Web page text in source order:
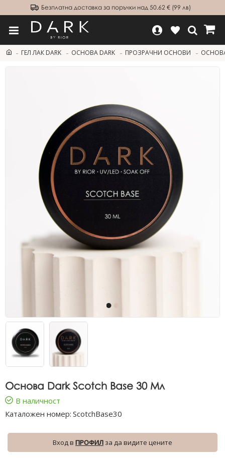
Безплатна доставка за поръчки над 50.62 € (99 лв)
ГЕЛ ЛАК DARK ОСНОВА DARK ПРОЗРАЧНИ ОСНОВИ ОСНОВА
Основа Dark Scotch Base 30 Мл
В наличност
Каталожен номер: ScotchBase30
Вход в ПРОФИЛ за да видите цените